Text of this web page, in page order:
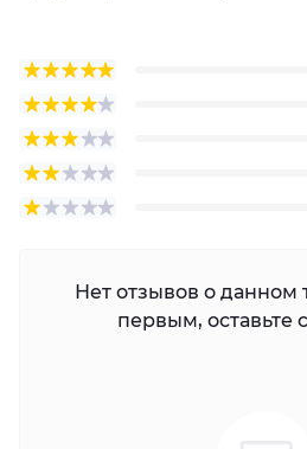
Нет отзывов о данном
первым, оставьте